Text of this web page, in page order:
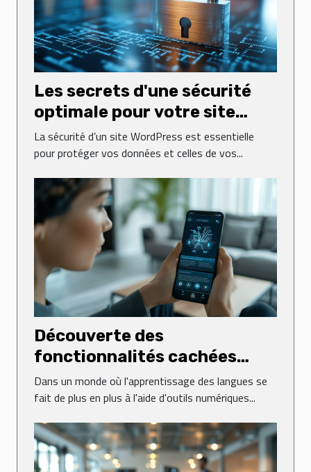
Les secrets d'une sécurité
optimale pour votre site
WordPress
La sécurité d’un site WordPress est essentielle
pour protéger vos données et celles de vos...
Découverte des
fonctionnalités cachées
dans les applications de
langues
Dans un monde où l'apprentissage des langues se
fait de plus en plus à l'aide d'outils numériques...